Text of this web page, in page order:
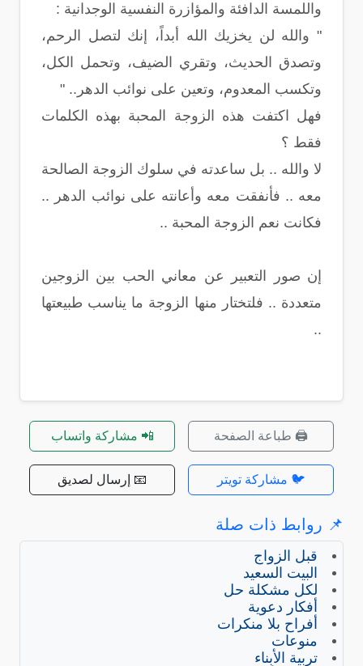
واللمسة الدافئة والمؤازرة النفسية الوجدانية :
" والله لن يخزيك الله أبداً، إنك لتصل الرحم،
وتصدق الحديث، وتقري الضيف، وتحمل الكل،
وتكسب المعدوم، وتعين على نوائب الدهر.. "
فهل اكتفت هذه الزوجة المحبة بهذه الكلمات
فقط ؟
لا والله .. بل ساعدته في سلوك الزوجة الصالحة
معه .. فأنفقت معه وأعانته على نوائب الدهر ..
فكانت نعم الزوجة المحبة ..
إن صور التعبير عن معاني الحب بين الزوجين
متعددة .. فلتختار منها الزوجة ما يناسب طبيعتها
..
🖨️ طباعة الصفحة 📲 مشاركة واتساب
🐦 مشاركة تويتر 📧 إرسال لصديق
📌 روابط ذات صلة
قبل الزواج
البيت السعيد
لكل مشكلة حل
أفكار دعوية
أفراح بلا منكرات
منوعات
تربية الأبناء